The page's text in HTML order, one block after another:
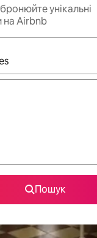
унікальні
на Airbnb
пошуку,
Пошук